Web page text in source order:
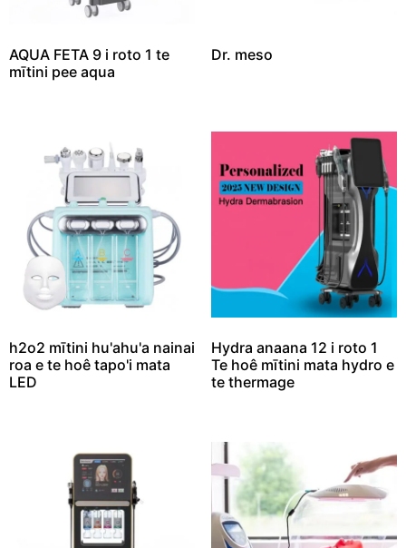
AQUA FETA 9 i roto 1 te
mītini pee aqua
Dr. meso
h2o2 mītini hu'ahu'a nainai
roa e te hoê tapo'i mata
LED
Hydra anaana 12 i roto 1
Te hoê mītini mata hydro e
te thermage